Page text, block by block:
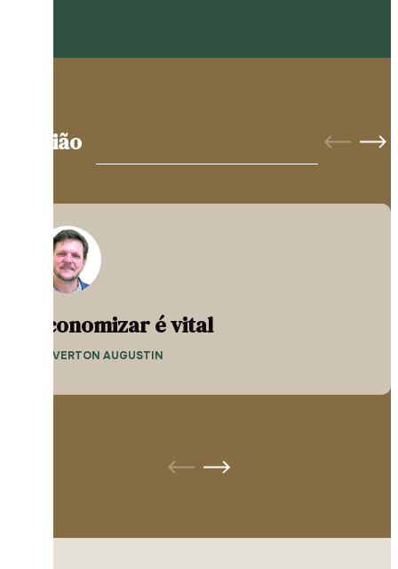
Opinião
Economizar é vital
— EVERTON AUGUSTIN